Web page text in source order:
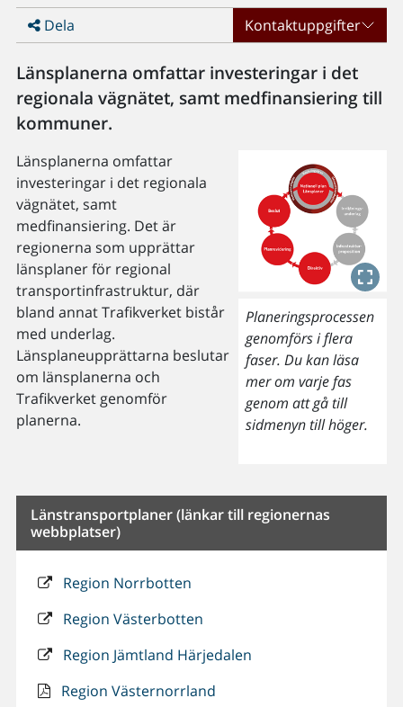
Dela Kontaktuppgifter
Länsplanerna omfattar investeringar i det
regionala vägnätet, samt medfinansiering till
kommuner.
Planeringsprocessen
genomförs i flera
faser. Du kan läsa
mer om varje fas
genom att gå till
sidmenyn till höger.
Länsplanerna omfattar
investeringar i det regionala
vägnätet, samt
medfinansiering. Det är
regionerna som upprättar
länsplaner för regional
transportinfrastruktur, där
bland annat Trafikverket bistår
med underlag.
Länsplaneupprättarna beslutar
om länsplanerna och
Trafikverket genomför
planerna.
Länstransportplaner (länkar till regionernas
webbplatser)
Region Norrbotten
Region Västerbotten
Region Jämtland Härjedalen
Region Västernorrland